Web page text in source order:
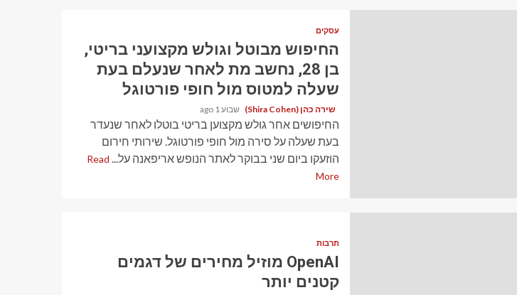
עסקים
החיפוש מבוטל וגולש מקצועני בריטי,
בן 28, נחשב מת לאחר שנעלם בעת
שעלה למטוס מול חופי פורטוגל
שירה כהן (Shira Cohen) שבוע 1 ago
החיפושים אחר גולש מקצוען בריטי בוטלו לאחר שנעדר
בעת שעלה על סירה מול חופי פורטוגל. שירותי חירום
הוזעקו ביום שני בבוקר לאתר הנופש אריפאנה על... Read
More
תרבות
OpenAI מוזיל מחירים של דגמים
קטנים יותר